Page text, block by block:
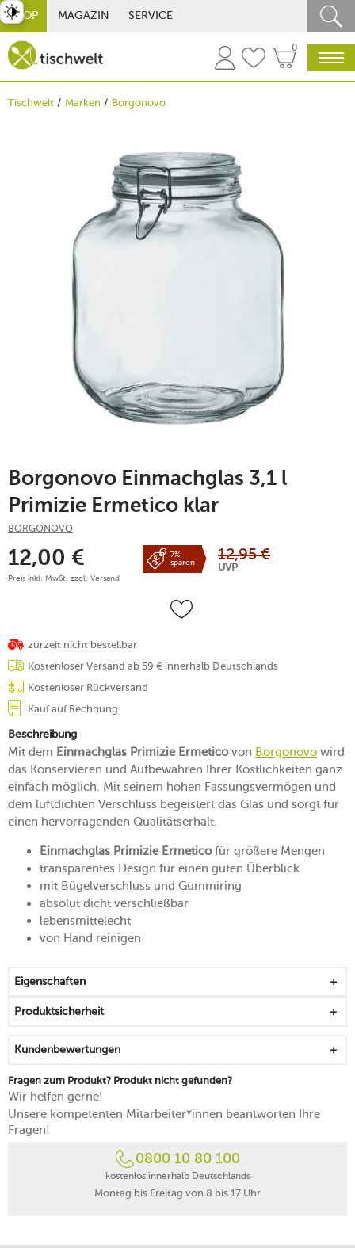
SHOP MAGAZIN SERVICE
0
Tischwelt Marken Borgonovo
Borgonovo Einmachglas 3,1 l
Primizie Ermetico klar
BORGONOVO
12,00 €
Preis inkl. MwSt. zzgl. Versand
7%
sparen
12,95 €
UVP
zurzeit nicht bestellbar
Kostenloser Versand ab 59 € innerhalb Deutschlands
Kostenloser Rückversand
Kauf auf Rechnung
Beschreibung
Mit dem Einmachglas Primizie Ermeticovon Borgonovo wird
das Konservieren und Aufbewahren Ihrer Köstlichkeiten ganz
einfach möglich. Mit seinem hohen Fassungsvermögen und
dem luftdichten Verschluss begeistert das Glas und sorgt für
einen hervorragenden Qualitätserhalt.
Einmachglas Primizie Ermeticofür größere Mengen
transparentes Design für einen guten Überblick
mit Bügelverschluss und Gummiring
absolut dicht verschließbar
lebensmittelecht
von Hand reinigen
Eigenschaften
Produktsicherheit
Kundenbewertungen
Fragen zum Produkt? Produkt nicht gefunden?
Wir helfen gerne!
Unsere kompetenten Mitarbeiter*innen beantworten Ihre
Fragen!
0800 10 80 100
kostenlos innerhalb Deutschlands
Montag bis Freitag von 8 bis 17 Uhr
umschalten